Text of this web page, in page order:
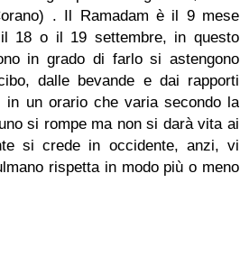
. Il Ramadam è il 9 mese
18 o il 19 settembre, in questo
in grado di farlo si astengono
dalle bevande e dai rapporti
in un orario che varia secondo la
si rompe ma non si darà vita ai
si crede in occidente, anzi, vi
rispetta in modo più o meno